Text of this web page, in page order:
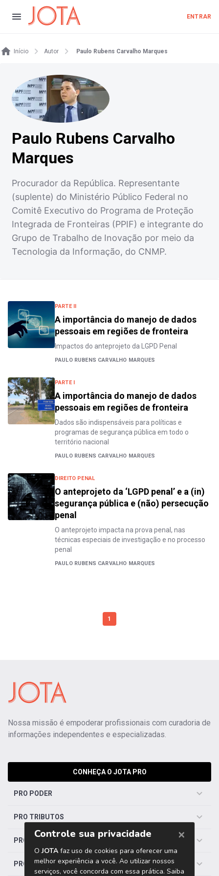
ENTRAR
Início Autor Paulo Rubens Carvalho Marques
Paulo Rubens Carvalho
Marques
Procurador da República. Representante
(suplente) do Ministério Público Federal no
Comitê Executivo do Programa de Proteção
Integrada de Fronteiras (PPIF) e integrante do
Grupo de Trabalho de Inovação por meio da
Tecnologia da Informação, do CNMP.
PARTE II
A importância do manejo de dados
pessoais em regiões de fronteira
Impactos do anteprojeto da LGPD Penal
PAULO RUBENS CARVALHO MARQUES
PARTE I
A importância do manejo de dados
pessoais em regiões de fronteira
Dados são indispensáveis para políticas e
programas de segurança pública em todo o
território nacional
PAULO RUBENS CARVALHO MARQUES
DIREITO PENAL
O anteprojeto da ‘LGPD penal’ e a (in)
segurança pública e (não) persecução
penal
O anteprojeto impacta na prova penal, nas
técnicas especiais de investigação e no processo
penal
PAULO RUBENS CARVALHO MARQUES
1
Nossa missão é empoderar profissionais com curadoria de
informações independentes e especializadas.
CONHEÇA O JOTA PRO
PRO PODER
PRO TRIBUTOS
PRO TRABALHISTA
PRO SAÚDE